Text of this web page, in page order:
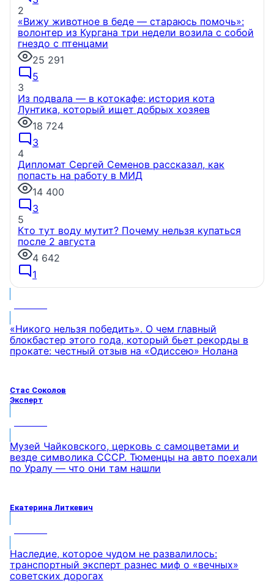
2
«Вижу животное в беде — стараюсь помочь»:
волонтер из Кургана три недели возила с собой
гнездо с птенцами
25 291
5
3
Из подвала — в котокафе: история кота
Лунтика, который ищет добрых хозяев
18 724
3
4
Дипломат Сергей Семенов рассказал, как
попасть на работу в МИД
14 400
3
5
Кто тут воду мутит? Почему нельзя купаться
после 2 августа
4 642
1
«Никого нельзя победить». О чем главный
блокбастер этого года, который бьет рекорды в
прокате: честный отзыв на «Одиссею» Нолана
Стас Соколов
Эксперт
Музей Чайковского, церковь с самоцветами и
везде символика СССР. Тюменцы на авто поехали
по Уралу — что они там нашли
Екатерина Литкевич
Наследие, которое чудом не развалилось:
транспортный эксперт разнес миф о «вечных»
советских дорогах